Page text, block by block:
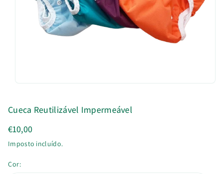
Cueca Reutilizável Impermeável
€10,00
Imposto incluído.
Cor: